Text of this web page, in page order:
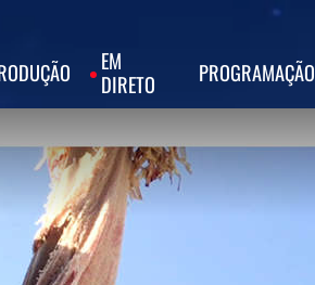
EM
DIRETO
PROGRAMAÇÃO